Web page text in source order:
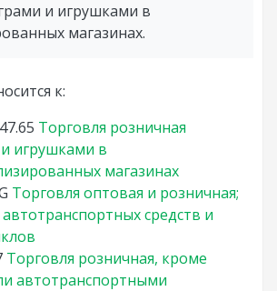
и игрушками в
магазинах.
к:
47.65 Торговля розничная
игрушками в
магазинах
Торговля оптовая и розничная;
средств и
Торговля розничная, кроме
автотранспортными